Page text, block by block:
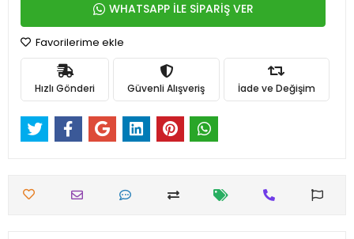
WHATSAPP İLE SİPARİŞ VER
Favorilerime ekle
Hızlı Gönderi Güvenli Alışveriş İade ve Değişim